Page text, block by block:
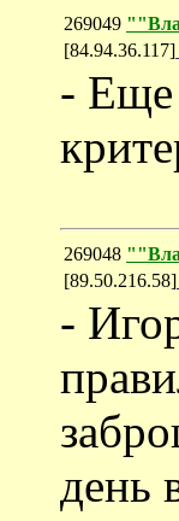
269049
[84.94.36.117]
- Еще
269048
[89.50.216.58]
-
день